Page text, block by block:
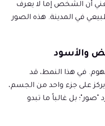
أن الشخص إما لا يعرف
في المدينة. هذه الصور
في هذا النمط، قد
يركز على جزء واحد من الجسم،
بل غالباً ما تبدو